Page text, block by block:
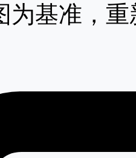
为基准，